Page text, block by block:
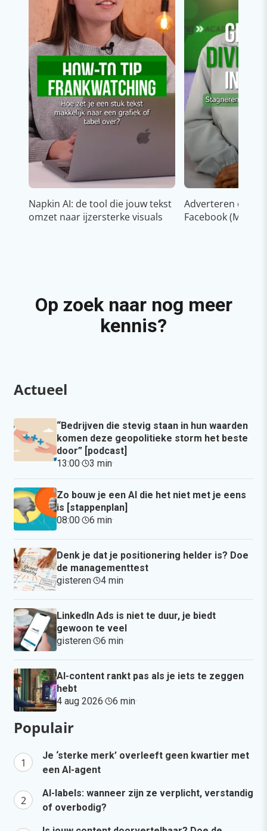
Napkin AI: de tool die jouw tekst
omzet naar ijzersterke visuals
Adverteren op
Facebook (Meta)
Op zoek naar nog meer
kennis?
Actueel
“Bedrijven die stevig staan in hun waarden
komen deze geopolitieke storm het beste
door” [podcast]
13:00· 3 min·
Zo bouw je een AI die het niet met je eens
is [stappenplan]
08:00· 6 min·
Denk je dat je positionering helder is? Doe
de managementtest
gisteren· 4 min·
LinkedIn Ads is niet te duur, je biedt
gewoon te veel
gisteren· 6 min·
AI-content rankt pas als je iets te zeggen
hebt
4 aug 2026· 6 min·
Populair
Je ‘sterke merk’ overleeft geen kwartier met
een AI-agent
AI-labels: wanneer zijn ze verplicht, verstandig
of overbodig?